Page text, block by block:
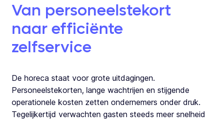
Van personeelstekort
naar efficiënte
zelfservice
De horeca staat voor grote uitdagingen.
Personeelstekorten, lange wachtrijen en stijgende
operationele kosten zetten ondernemers onder druk.
Tegelijkertijd verwachten gasten steeds meer snelheid